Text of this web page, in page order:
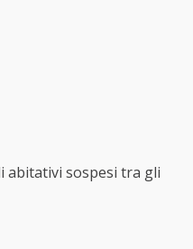
abitativi sospesi tra gli